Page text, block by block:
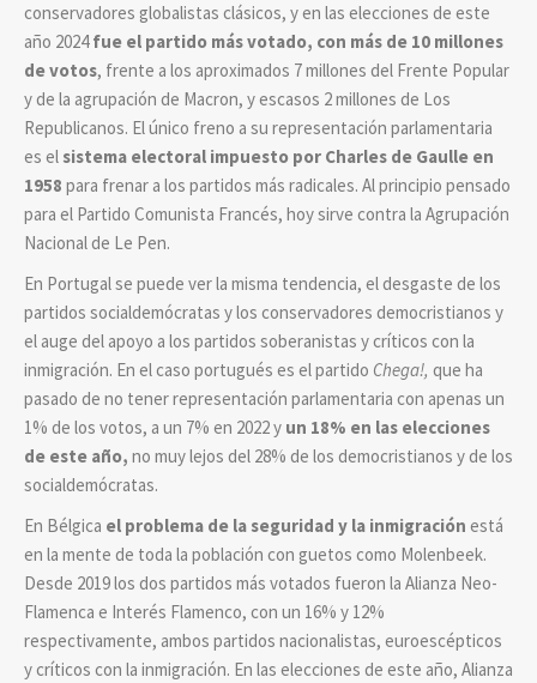
conservadores globalistas clásicos, y en las elecciones de este
año 2024fue el partido más votado, con más de 10 millones
de votos, frente a los aproximados 7 millones del Frente Popular
y de la agrupación de Macron, y escasos 2 millones de Los
Republicanos. El único freno a su representación parlamentaria
es el sistema electoral impuesto por Charles de Gaulle en
1958 para frenar a los partidos más radicales. Al principio pensado
para el Partido Comunista Francés, hoy sirve contra la Agrupación
Nacional de Le Pen.
En Portugal se puede ver la misma tendencia, el desgaste de los
partidos socialdemócratas y los conservadores democristianos y
el auge del apoyo a los partidos soberanistas y críticos con la
inmigración. En el caso portugués es el partido Chega!, que ha
pasado de no tener representación parlamentaria con apenas un
1% de los votos, a un 7% en 2022 y un 18% en las elecciones
de este año, no muy lejos del 28% de los democristianos y de los
socialdemócratas.
En Bélgica el problema de la seguridad y la inmigración está
en la mente de toda la población con guetos como Molenbeek.
Desde 2019 los dos partidos más votados fueron la Alianza Neo-
Flamenca e Interés Flamenco, con un 16% y 12%
respectivamente, ambos partidos nacionalistas, euroescépticos
y críticos con la inmigración. En las elecciones de este año, Alianza